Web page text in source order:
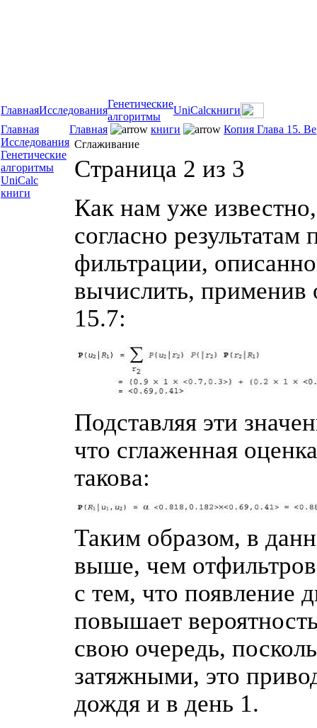
ГлавнаяИсследования
Генетические
алгоритмы
UniCalcкниги
Главная
Исследования
Генетические
алгоритмы
UniCalc
книги
Главная книги
Копия Глава 15.
Сглаживание
Страница 2 из 3
Как нам уже
согласно
фильтрации,
вычислить,
15.7:
Подставляя эти
что сглаженная
такова:
Таким образом, в
выше, чем
с тем, что появление
повышает
свою очередь,
затяжными, это
дождя и в день 1.